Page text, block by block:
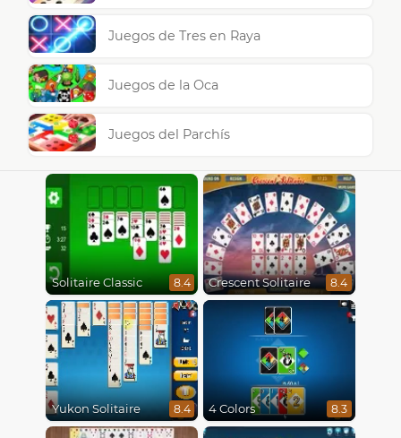
Juegos de Tres en Raya
Juegos de la Oca
Juegos del Parchís
Solitaire Classic 8.4 Crescent Solitaire 8.4
Yukon Solitaire 8.4 4 Colors 8.3